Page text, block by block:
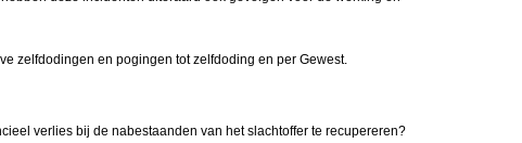
zelfdodingen en pogingen tot zelfdoding en per Gewest.
verlies bij de nabestaanden van het slachtoffer te recupereren?